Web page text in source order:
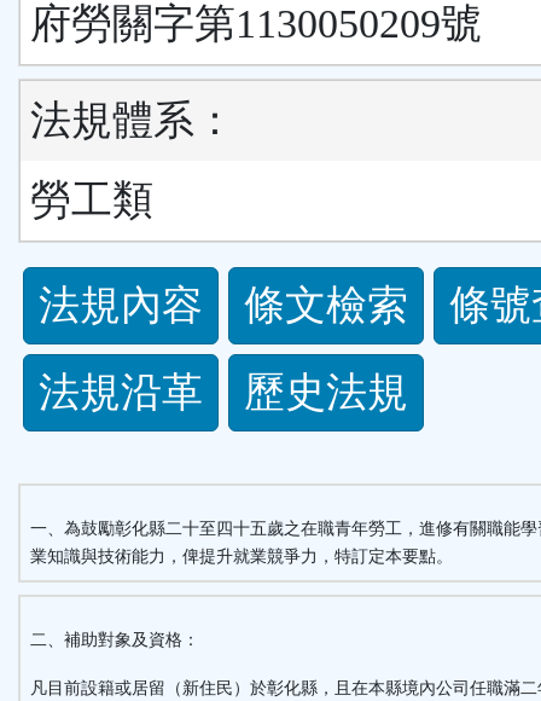
府勞關字第1130050209號
法規體系：
勞工類
法
規
功
能
按
鈕
區
法規內容 條文檢索
條
法規沿革
歷史法規
一、為鼓勵彰化縣二十至四十五歲之在職青年勞工，進修有關職能
業知識與技術能力，俾提升就業競爭力，特訂定本要點。
二、補助對象及資格：
凡目前設籍或居留（新住民）於彰化縣，且在本縣境內公司任職滿